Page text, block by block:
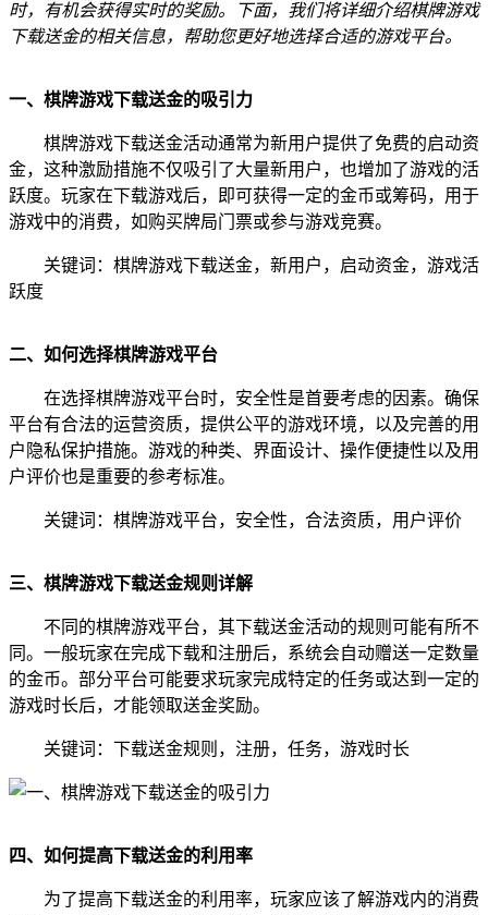
时，有机会获得实时的奖励。下面，我们将详细介绍棋牌游戏
下载送金的相关信息，帮助您更好地选择合适的游戏平台。
一、棋牌游戏下载送金的吸引力
棋牌游戏下载送金活动通常为新用户提供了免费的启动资
金，这种激励措施不仅吸引了大量新用户，也增加了游戏的活
跃度。玩家在下载游戏后，即可获得一定的金币或筹码，用于
游戏中的消费，如购买牌局门票或参与游戏竞赛。
关键词：棋牌游戏下载送金，新用户，启动资金，游戏活
跃度
二、如何选择棋牌游戏平台
在选择棋牌游戏平台时，安全性是首要考虑的因素。确保
平台有合法的运营资质，提供公平的游戏环境，以及完善的用
户隐私保护措施。游戏的种类、界面设计、操作便捷性以及用
户评价也是重要的参考标准。
关键词：棋牌游戏平台，安全性，合法资质，用户评价
三、棋牌游戏下载送金规则详解
不同的棋牌游戏平台，其下载送金活动的规则可能有所不
同。一般玩家在完成下载和注册后，系统会自动赠送一定数量
的金币。部分平台可能要求玩家完成特定的任务或达到一定的
游戏时长后，才能领取送金奖励。
关键词：下载送金规则，注册，任务，游戏时长
四、如何提高下载送金的利用率
为了提高下载送金的利用率，玩家应该了解游戏内的消费